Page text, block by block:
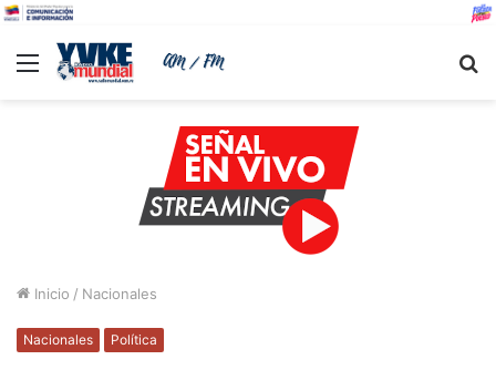
Menu
Inicio / Nacionales
Nacionales Política